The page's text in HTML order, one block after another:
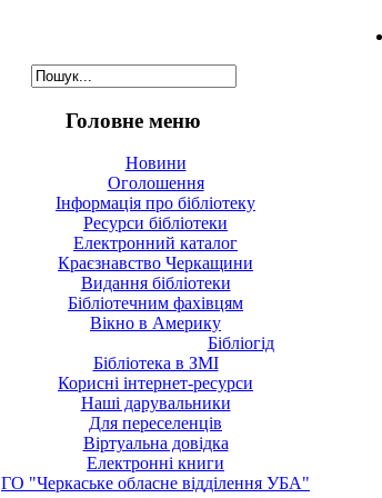
Головне меню
Новини
Оголошення
Інформація про бібліотеку
Ресурси бібліотеки
Електронний каталог
Краєзнавство Черкащини
Видання бібліотеки
Бібліотечним фахівцям
Вікно в Америку
Бібліогід
Бібліотека в ЗМІ
Корисні інтернет-ресурси
Наші дарувальники
Для переселенців
Віртуальна довідка
Електронні книги
ГО "Черкаське обласне відділення УБА"